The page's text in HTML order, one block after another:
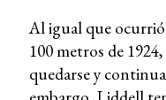
Al igual que
100 metros de
quedarse y